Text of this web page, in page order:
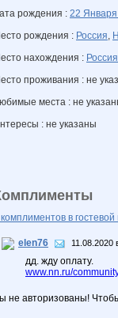
рождения : 22
рождения : Россия,
нахождения : Россия
проживания : не
места : не
: не указаны
в гостевой
elen76 11.08.2020
дд. жду оплату.
www.nn.ru/
не авторизованы!